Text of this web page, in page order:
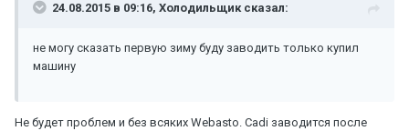
24.08.2015 в 09:16, Холодильщик сказал:
не могу сказать первую зиму буду заводить только купил
машину
Не будет проблем и без всяких Webasto. Cadi заводится после